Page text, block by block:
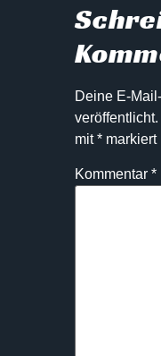
Deine E-
veröffentlicht.
mit* markiert
Kommentar *